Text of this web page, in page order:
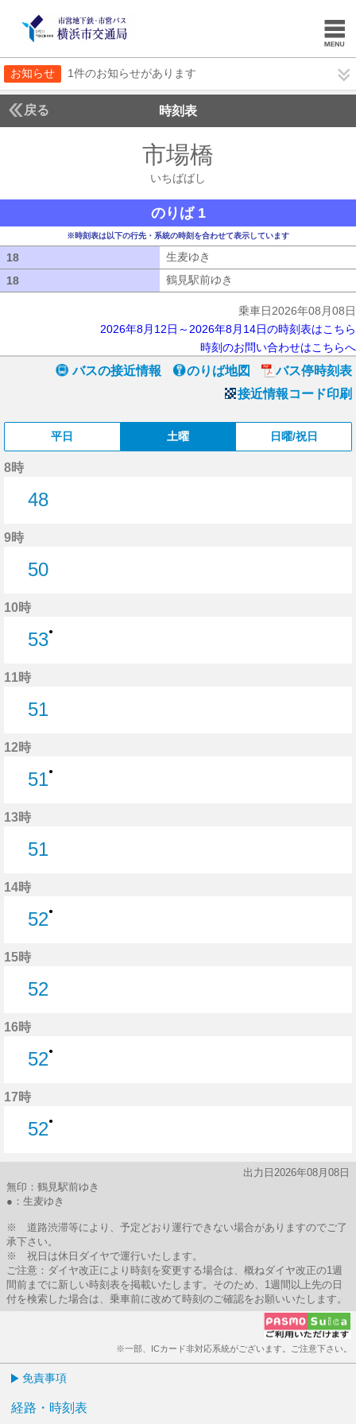
お知らせ 1件のお知らせがあります
戻る 時刻表
市場橋
いちばばし
のりば 1
※時刻表は以下の行先・系統の時刻を合わせて表示しています
18 生麦ゆき
18
鶴見駅前ゆき
乗車日2026年08月08日
2026年8月12日～2026年8月14日の時刻表はこちら
時刻のお問い合わせはこちらへ
バスの接近情報 のりば地図
バス停時刻表
接近情報コード印刷
平日 土曜 日曜/祝日
8時
48
9時
50
10時
53●
11時
51
12時
51●
13時
51
14時
52●
15時
52
16時
52●
17時
52●
出力日2026年08月08日
無印：鶴見駅前ゆき
●：生麦ゆき
※ 道路渋滞等により、予定どおり運行できない場合がありますのでご了
承下さい。
※ 祝日は休日ダイヤで運行いたします。
ご注意：ダイヤ改正により時刻を変更する場合は、概ねダイヤ改正の1週
間前までに新しい時刻表を掲載いたします。そのため、1週間以上先の日
付を検索した場合は、乗車前に改めて時刻のご確認をお願いいたします。
※一部、ICカード非対応系統がございます。ご注意下さい。
免責事項
経路・時刻表